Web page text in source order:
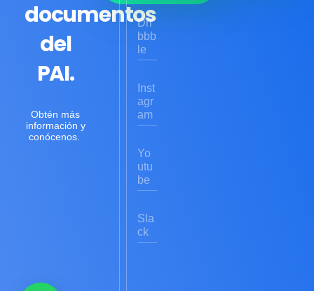
documentos
del
PAI.
Obtén más
información y
conócenos.
Dri
bbb
le
Inst
agr
am
Yo
utu
be
Sla
ck